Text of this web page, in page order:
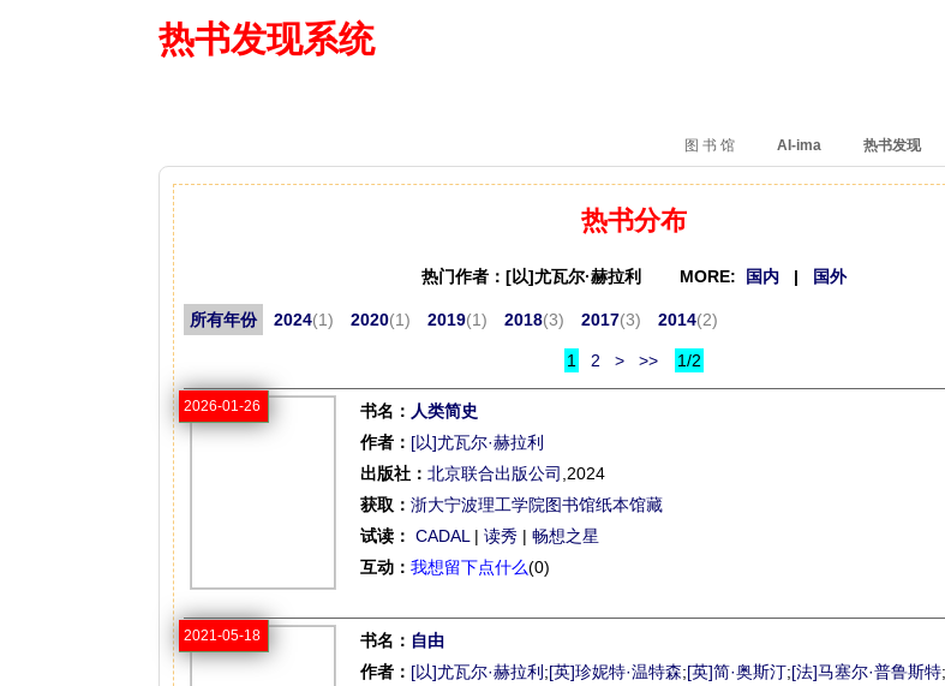
热书发现系统
图 书 馆 AI-ima 热书发现
热书分布
热门作者：[以]尤瓦尔·赫拉利 MORE: 国内 | 国外
所有年份 2024(1) 2020(1) 2019(1) 2018(3) 2017(3) 2014(2)
1 2 > >> 1/2
2026-01-26 书名： 人类简史
作者： [以]尤瓦尔·赫拉利
出版社： 北京联合出版公司 ,2024
获取： 浙大宁波理工学院图书馆纸本馆藏
试读： CADAL | 读秀 | 畅想之星
互动： 我想留下点什么(0)
2021-05-18 书名： 自由
作者： [以]尤瓦尔·赫拉利 ;[英]珍妮特·温特森;[英]简·奥斯汀;[法]马塞尔·普鲁斯特;